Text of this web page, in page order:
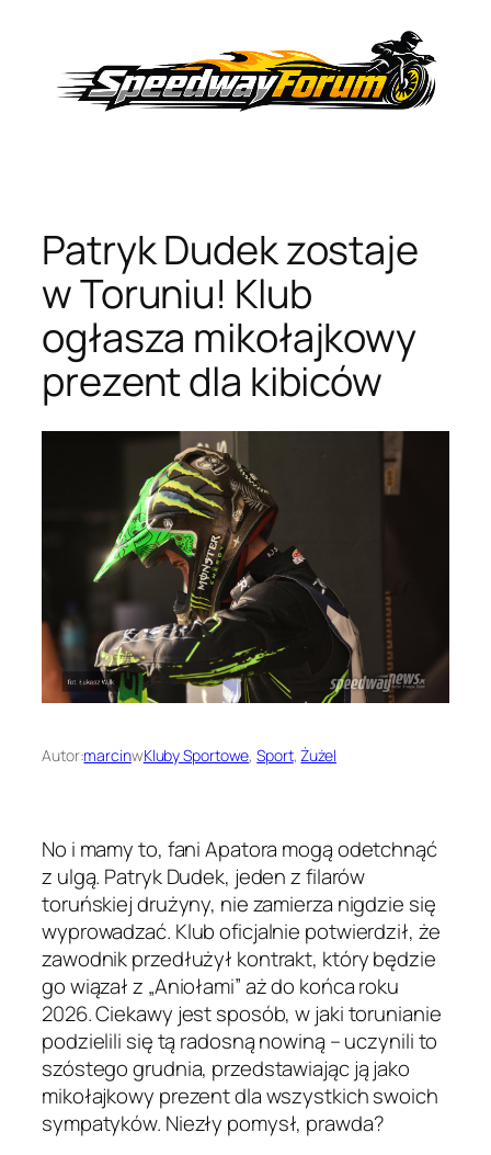
Patryk Dudek zostaje
w Toruniu! Klub
ogłasza mikołajkowy
prezent dla kibiców
Autor:marcinwKluby Sportowe, Sport, Żużel
No i mamy to, fani Apatora mogą odetchnąć
z ulgą. Patryk Dudek, jeden z filarów
toruńskiej drużyny, nie zamierza nigdzie się
wyprowadzać. Klub oficjalnie potwierdził, że
zawodnik przedłużył kontrakt, który będzie
go wiązał z „Aniołami” aż do końca roku
2026. Ciekawy jest sposób, w jaki torunianie
podzielili się tą radosną nowiną – uczynili to
szóstego grudnia, przedstawiając ją jako
mikołajkowy prezent dla wszystkich swoich
sympatyków. Niezły pomysł, prawda?